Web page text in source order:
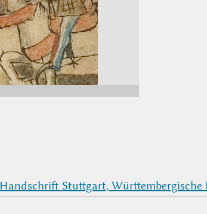
Handschrift Stuttgart, Württembergische